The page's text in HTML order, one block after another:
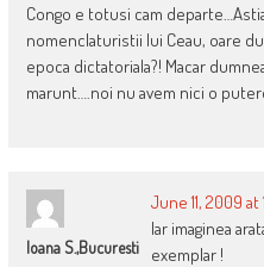
Congo e totusi cam
nomenclaturistii lui Ceau, oare
epoca dictatoriala?! Macar
marunt….noi nu avem nici o
Ioana S.,Bucuresti
June 11, 2009 at
Iar imaginea
exemplar !